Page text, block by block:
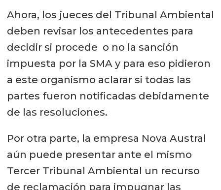
Ahora, los jueces del Tribunal Ambiental
deben revisar los antecedentes para
decidir si procede o no la sanción
impuesta por la SMA y para eso pidieron
a este organismo aclarar si todas las
partes fueron notificadas debidamente
de las resoluciones.
Por otra parte, la empresa Nova Austral
aún puede presentar ante el mismo
Tercer Tribunal Ambiental un recurso
de reclamación para impugnar las